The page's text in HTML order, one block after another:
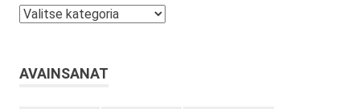
Kategoriat
AVAINSANAT